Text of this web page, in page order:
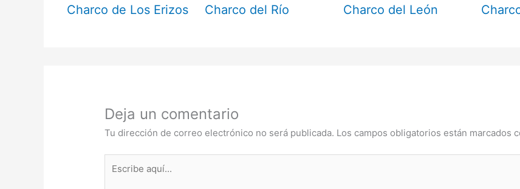
Charco de Los Erizos Charco del Río Charco del León
Deja un comentario
Tu dirección de correo electrónico no será publicada. Los campos obligatorios están marcados
aquí...